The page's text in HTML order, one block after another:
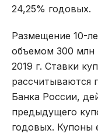
24,25% годовых.
Размещение 10-
объемом 300 млн
2019 г. Ставки
рассчитываются
Банка России,
предыдущего
годовых. Купоны